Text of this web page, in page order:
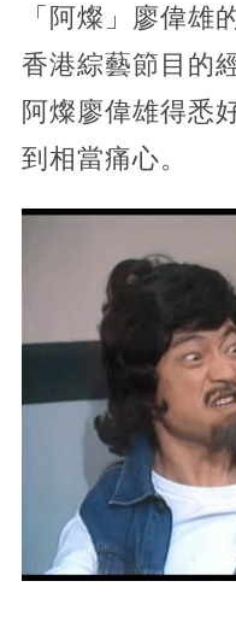
「阿燦」廖偉雄
香港綜藝節目的
阿燦廖偉雄得悉
到相當痛心。